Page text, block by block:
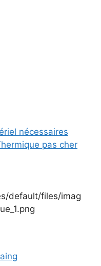
nécessaires
pas cher
default/files/imag